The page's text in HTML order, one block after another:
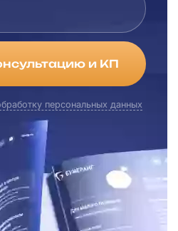
и КП
персональных данных